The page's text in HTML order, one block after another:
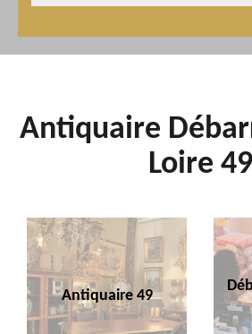
Antiquaire
Loire 49
Antiquaire 49